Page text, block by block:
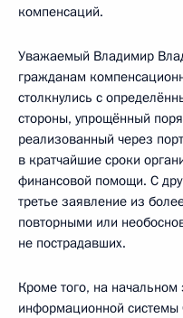
компенсаций.
Уважаемый Владимир
гражданам
столкнулись с
стороны, упрощённый
реализованный через
в кратчайшие сроки
финансовой помощи. С
третье заявление из
повторными или
не пострадавших.
Кроме того, на начальном
информационной системы